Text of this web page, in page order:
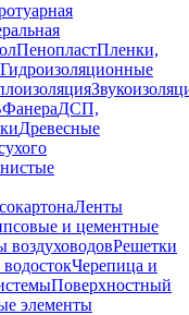
ПенопластПленки,
Гидроизоляционные
ФанераДСП,
Древесные
Ленты
и цементные
воздуховодовРешетки
Черепица и
Поверхностный
элементы